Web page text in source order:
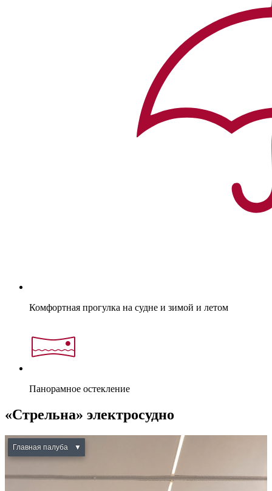
Комфортная прогулка на судне и зимой и летом
Панорамное остекление
«Стрельна» электросудно